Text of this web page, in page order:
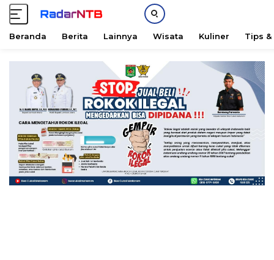
Beranda Berita Lainnya Wisata Kuliner Tips &